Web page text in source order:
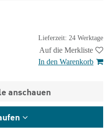
Lieferzeit: 24 Werktage
Auf die Merkliste
In den Warenkorb
anschauen